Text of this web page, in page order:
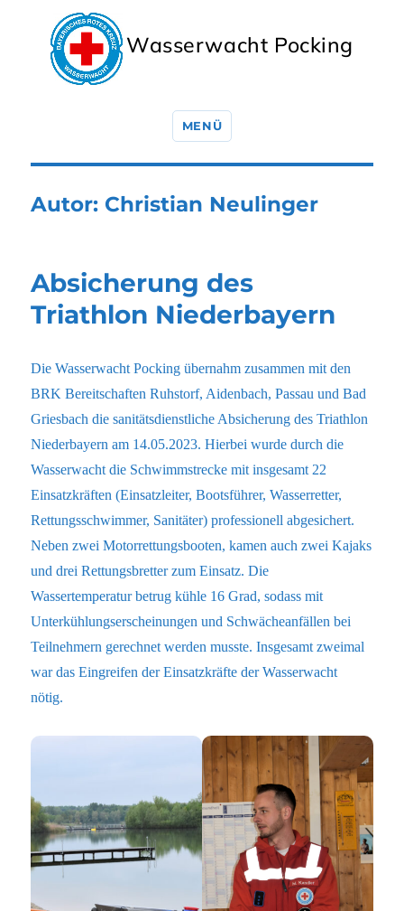
Wasserwacht Pocking
MENÜ
Autor: Christian Neulinger
Absicherung des
Triathlon Niederbayern
Die Wasserwacht Pocking übernahm zusammen mit den
BRK Bereitschaften Ruhstorf, Aidenbach, Passau und Bad
Griesbach die sanitätsdienstliche Absicherung des Triathlon
Niederbayern am 14.05.2023. Hierbei wurde durch die
Wasserwacht die Schwimmstrecke mit insgesamt 22
Einsatzkräften (Einsatzleiter, Bootsführer, Wasserretter,
Rettungsschwimmer, Sanitäter) professionell abgesichert.
Neben zwei Motorrettungsbooten, kamen auch zwei Kajaks
und drei Rettungsbretter zum Einsatz. Die
Wassertemperatur betrug kühle 16 Grad, sodass mit
Unterkühlungserscheinungen und Schwächeanfällen bei
Teilnehmern gerechnet werden musste. Insgesamt zweimal
war das Eingreifen der Einsatzkräfte der Wasserwacht
nötig.